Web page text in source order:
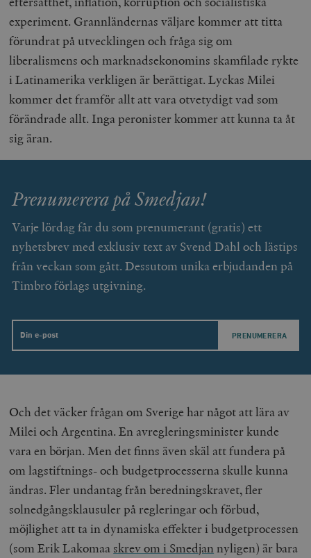
experiment. Grannländernas väljare kommer att titta
förundrat på utvecklingen och fråga sig om
liberalismens och marknadsekonomins skamfilade rykte
i Latinamerika verkligen är berättigat. Lyckas Milei
kommer det framför allt att vara otvetydigt vad som
förändrade allt. Inga peronister kommer att kunna ta åt
sig äran.
Prenumerera på Smedjan!
Varje lördag får du som prenumerant (gratis) ett
nyhetsbrev med exklusiv text av Svend Dahl och lästips
från veckan som gått. Dessutom unika erbjudanden på
Timbro förlags utgivning.
Email
Och det väcker frågan om Sverige har något att lära av
Milei och Argentina. En avregleringsminister kunde
vara en början. Men det finns även skäl att fundera på
om lagstiftnings- och budgetprocesserna skulle kunna
ändras. Fler undantag från beredningskravet, fler
solnedgångsklausuler på regleringar och förbud,
möjlighet att ta in dynamiska effekter i budgetprocessen
(som Erik Lakomaa skrev om i Smedjannyligen) är bara
kärnwebbplatsfunktioner som användarinloggning
och kontohantering. Webbplatsen kan inte användas
ordentligt utan strikt nödvändiga cookies.
/ Domän
woocommerce_cart_hash
Automattic
timbro.se
.timbro.se
woocommerce_items_in_cart
_hjAbsoluteSessionInProgress
Hotjar Ltd
.timbro.se